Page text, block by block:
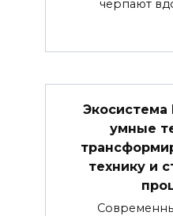
черпают
Экосистема
умные
технику и